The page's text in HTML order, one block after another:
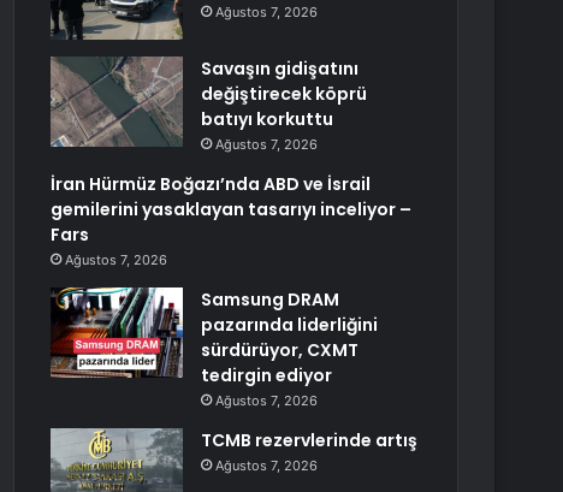
Ağustos 7, 2026
Savaşın gidişatını
değiştirecek köprü
batıyı korkuttu
Ağustos 7, 2026
İran Hürmüz Boğazı’nda ABD ve İsrail
gemilerini yasaklayan tasarıyı inceliyor –
Fars
Ağustos 7, 2026
Samsung DRAM
pazarında liderliğini
sürdürüyor, CXMT
tedirgin ediyor
Ağustos 7, 2026
TCMB rezervlerinde artış
Ağustos 7, 2026